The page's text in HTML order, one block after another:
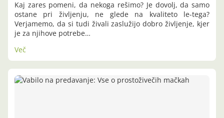
Kaj zares pomeni, da nekoga rešimo? Je dovolj, da samo
ostane pri življenju, ne glede na kvaliteto le-tega?
Verjamemo, da si tudi živali zaslužijo dobro življenje, kjer
je za njihove potrebe…
Več